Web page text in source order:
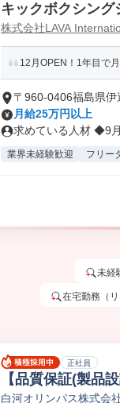
キックボクシング
株式会社LAVA
12月OPEN！1年目で
〒960-0406福島県伊
月給25万円以上
求めている人材 ◆9
業界未経験歓迎 フリー
未経
在宅勤務（
正社員
【品質保証(製品
白河オリンパス株式会